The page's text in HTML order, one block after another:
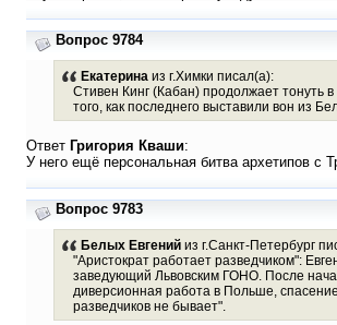
Вопрос 9784
Екатеринаиз г.Химки писал(а):
Стивен Кинг (Кабан) продолжает тонуть
того, как последнего выставили вон из
Ответ Григория Кваши:
У него ещё персональная битва архетипов с
Вопрос 9783
Белых Евгенийиз г.Санкт-Петербург
"Аристократ работает разведчиком":
заведующий Львовским ГОНО. После
диверсионная работа в Польше,
разведчиков не бывает".